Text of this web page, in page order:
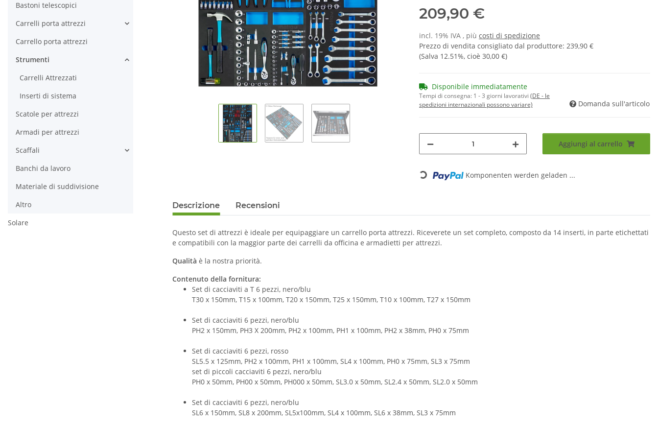
209,90 €
incl. 19% IVA , più costi di spedizione
Prezzo di vendita consigliato dal produttore: 239,90 €
(Salva 12.51%, cioè 30,00 €)
Disponibile immediatamente
Tempi di consegna: 1 - 3 giorni lavorativi (DE - le
spedizioni internazionali possono variare)
Domanda sull'articolo
Aggiungi al carrello
Loading... Komponenten werden geladen ...
Descrizione Recensioni
Questo set di attrezzi è ideale per equipaggiare un carrello porta attrezzi. Riceverete un set completo, composto da 14 inserti, in parte etichettati
e compatibili con la maggior parte dei carrelli da officina e armadietti per attrezzi.
Qualità è la nostra priorità.
Contenuto della fornitura:
Set di cacciaviti a T 6 pezzi, nero/blu
T30 x 150mm, T15 x 100mm, T20 x 150mm, T25 x 150mm, T10 x 100mm, T27 x 150mm
Set di cacciaviti 6 pezzi, nero/blu
PH2 x 150mm, PH3 X 200mm, PH2 x 100mm, PH1 x 100mm, PH2 x 38mm, PH0 x 75mm
Set di cacciaviti 6 pezzi, rosso
SL5.5 x 125mm, PH2 x 100mm, PH1 x 100mm, SL4 x 100mm, PH0 x 75mm, SL3 x 75mm
set di piccoli cacciaviti 6 pezzi, nero/blu
PH0 x 50mm, PH00 x 50mm, PH000 x 50mm, SL3.0 x 50mm, SL2.4 x 50mm, SL2.0 x 50mm
Set di cacciaviti 6 pezzi, nero/blu
SL6 x 150mm, SL8 x 200mm, SL5x100mm, SL4 x 100mm, SL6 x 38mm, SL3 x 75mm
Bastoni telescopici
Carrelli porta attrezzi
Carrello porta attrezzi
Strumenti
Carrelli Attrezzati
Inserti di sistema
Scatole per attrezzi
Armadi per attrezzi
Scaffali
Banchi da lavoro
Materiale di suddivisione
Altro
Solare